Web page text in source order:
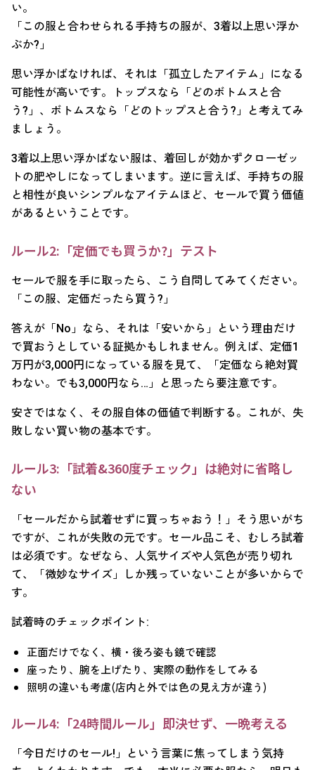
い。
「この服と合わせられる手持ちの服が、3着以上思い浮か
ぶか?」
思い浮かばなければ、それは「孤立したアイテム」になる
可能性が高いです。トップスなら「どのボトムスと合
う?」、ボトムスなら「どのトップスと合う?」と考えてみ
ましょう。
3着以上思い浮かばない服は、着回しが効かずクローゼッ
トの肥やしになってしまいます。逆に言えば、手持ちの服
と相性が良いシンプルなアイテムほど、セールで買う価値
があるということです。
ルール2:「定価でも買うか?」テスト
セールで服を手に取ったら、こう自問してみてください。
「この服、定価だったら買う?」
答えが「No」なら、それは「安いから」という理由だけ
で買おうとしている証拠かもしれません。例えば、定価1
万円が3,000円になっている服を見て、「定価なら絶対買
わない。でも3,000円なら…」と思ったら要注意です。
安さではなく、その服自体の価値で判断する。これが、失
敗しない買い物の基本です。
ルール3:「試着&360度チェック」は絶対に省略し
ない
「セールだから試着せずに買っちゃおう！」そう思いがち
ですが、これが失敗の元です。セール品こそ、むしろ試着
は必須です。なぜなら、人気サイズや人気色が売り切れ
て、「微妙なサイズ」しか残っていないことが多いからで
す。
試着時のチェックポイント:
正面だけでなく、横・後ろ姿も鏡で確認
座ったり、腕を上げたり、実際の動作をしてみる
照明の違いも考慮(店内と外では色の見え方が違う)
ルール4:「24時間ルール」即決せず、一晩考える
「今日だけのセール!」という言葉に焦ってしまう気持